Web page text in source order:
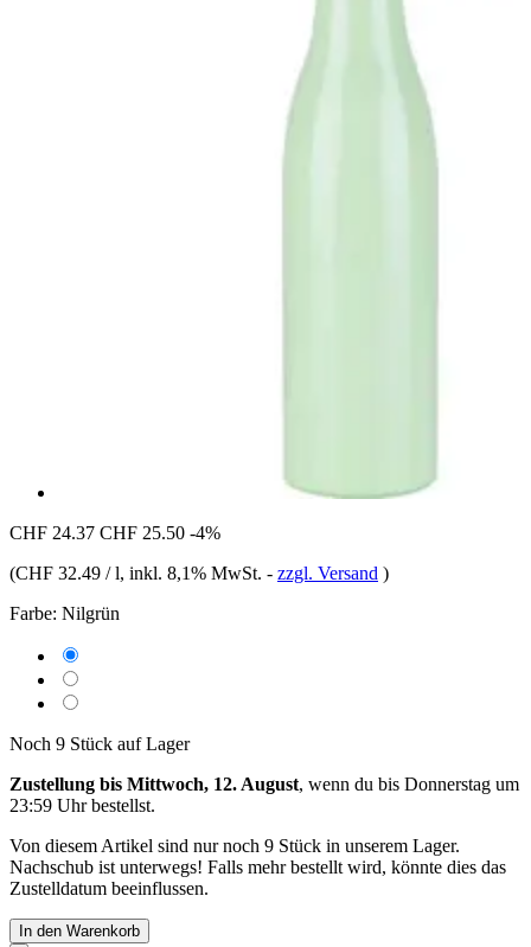
CHF 24.37 CHF 25.50 -4%
(CHF 32.49 / l, inkl. 8,1% MwSt. - zzgl. Versand )
Farbe: Nilgrün
Noch 9 Stück auf Lager
Zustellung bis Mittwoch, 12. August, wenn du bis Donnerstag um
23:59 Uhrbestellst.
Von diesem Artikel sind nur noch 9 Stück in unserem Lager.
Nachschub ist unterwegs! Falls mehr bestellt wird, könnte dies das
Zustelldatum beeinflussen.
In den Warenkorb